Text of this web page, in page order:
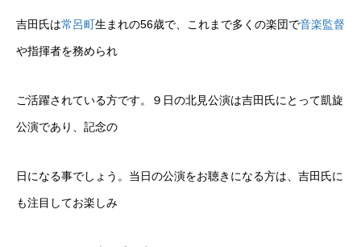
吉田氏は常呂町生まれの56歳で、これまで多くの楽団で音楽監督
や指揮者を務められ
ご活躍されている方です。９日の北見公演は吉田氏にとって凱旋
公演であり、記念の
日になる事でしょう。当日の公演をお聴きになる方は、吉田氏に
も注目してお楽しみ